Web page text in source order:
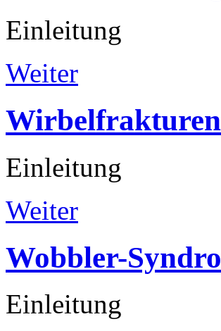
Einleitung
Weiter
Wirbelfrakturen
Einleitung
Weiter
Wobbler-
Einleitung